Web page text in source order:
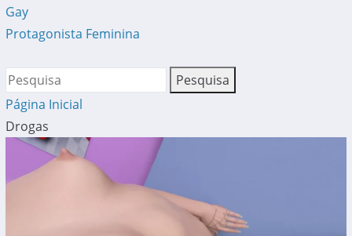
Gay
Protagonista Feminina
Página Inicial
Drogas